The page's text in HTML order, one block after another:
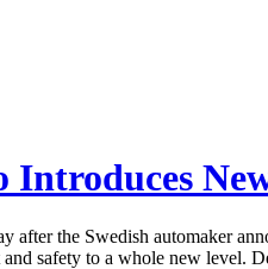
Introduces
the Swedish automaker
safety to a whole new level.